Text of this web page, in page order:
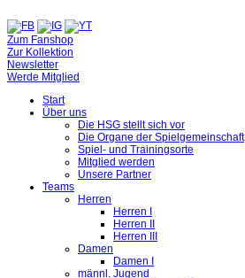
Zum Fanshop
Zur Kollektion
Newsletter
Werde Mitglied
Start
Über uns
Die HSG stellt sich vor
Die Organe der Spielgemeinschaft
Spiel- und Trainingsorte
Mitglied werden
Unsere Partner
Teams
Herren
Herren I
Herren II
Herren III
Damen
Damen I
männl. Jugend